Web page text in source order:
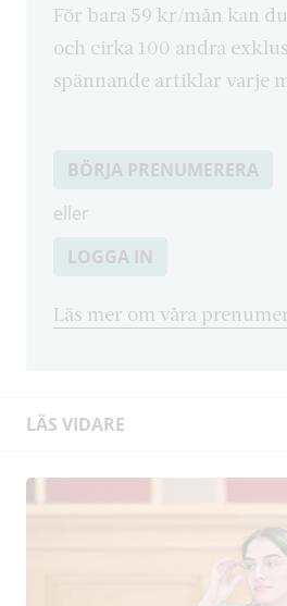
För bara 59 kr/mån kan
och cirka 100 andra
spännande artiklar varje
BÖRJA PRENUMERERA
eller
LOGGA IN
Läs mer om våra
LÄS VIDARE